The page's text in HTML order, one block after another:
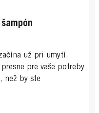
už pri umytí.
pre vaše potreby
než by ste